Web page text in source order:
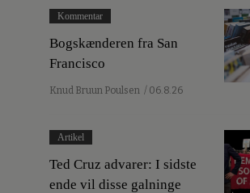
Kommentar
Bogskænderen fra San
Francisco
Knud Bruun Poulsen / 06.8.26
Artikel
Ted Cruz advarer: I sidste
ende vil disse galninge